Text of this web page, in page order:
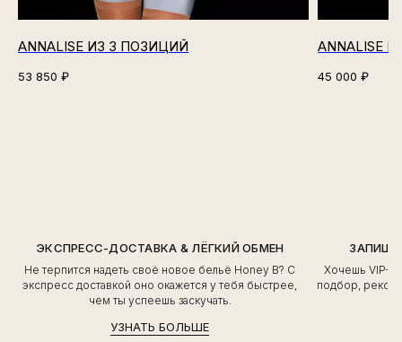
ANNALISE ИЗ 3 ПОЗИЦИЙ
53 850 ₽
ANNALISE
45 000 ₽
ЭКСПРЕСС-ДОСТАВКА & ЛЁГКИЙ ОБМЕН
Не терпится надеть своё новое бельё Honey B? С
экспресс доставкой оно окажется у тебя быстрее,
чем ты успеешь заскучать.
УЗНАТЬ БОЛЬШЕ
Хочешь VIP-
подбор,